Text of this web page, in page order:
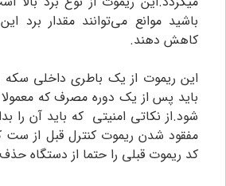
باشید موانع می‌توانند مقدار برد
کاهش دهند.
این ریموت از یک باطری داخلی سکه
شود.از نکاتی امنیتی که باید آن را
کد ریموت قبلی را حتما از دستگاه